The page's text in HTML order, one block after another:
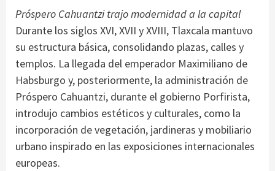
Próspero Cahuantzi trajo modernidad a la capital
Durante los siglos XVI, XVII y XVIII, Tlaxcala mantuvo
su estructura básica, consolidando plazas, calles y
templos. La llegada del emperador Maximiliano de
Habsburgo y, posteriormente, la administración de
Próspero Cahuantzi, durante el gobierno Porfirista,
introdujo cambios estéticos y culturales, como la
incorporación de vegetación, jardineras y mobiliario
urbano inspirado en las exposiciones internacionales
europeas.